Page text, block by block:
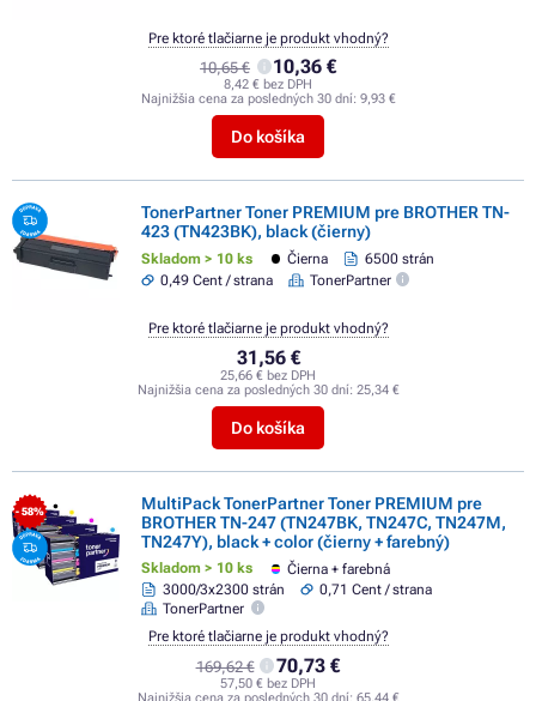
10,65 € 10,36 €
8,42 € bez DPH
Najnižšia cena za posledných 30 dní: 9,93 €
Do košíka
Pre ktoré tlačiarne je produkt vhodný?
TonerPartner Toner PREMIUM pre BROTHER TN-
423 (TN423BK), black (čierny)
Skladom > 10 ks Čierna
6500 strán
0,49 Cent / strana
TonerPartner
31,56 €
25,66 € bez DPH
Najnižšia cena za posledných 30 dní: 25,34 €
Do košíka
Pre ktoré tlačiarne je produkt vhodný?
- 58%
MultiPack TonerPartner Toner PREMIUM pre
BROTHER TN-247 (TN247BK, TN247C, TN247M,
TN247Y), black + color (čierny + farebný)
Skladom > 10 ks
Čierna + farebná
3000/3x2300 strán
0,71 Cent / strana
TonerPartner
169,62 € 70,73 €
57,50 € bez DPH
Najnižšia cena za posledných 30 dní: 65,44 €
Pre ktoré tlačiarne je produkt vhodný?